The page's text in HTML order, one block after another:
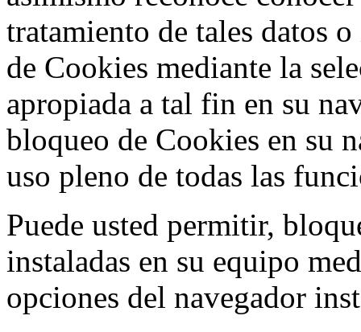
tratamiento de tales datos
de Cookies mediante la
apropiada a tal fin en su
bloqueo de Cookies en su
uso pleno de todas las
Puede usted permitir,
instaladas en su equipo
opciones del navegador